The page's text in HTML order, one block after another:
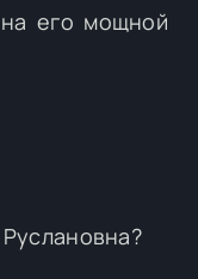
его мощной